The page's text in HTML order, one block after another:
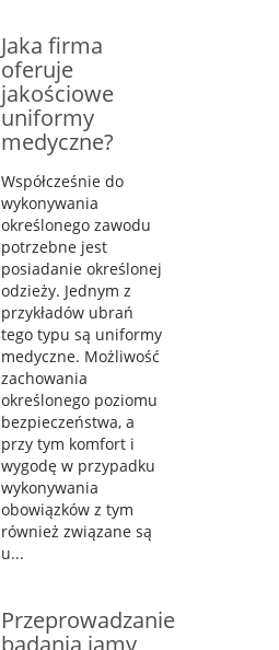
Jaka firma
oferuje
jakościowe
uniformy
medyczne?
Współcześnie do
wykonywania
określonego zawodu
potrzebne jest
posiadanie określonej
odzieży. Jednym z
przykładów ubrań
tego typu są uniformy
medyczne. Możliwość
zachowania
określonego poziomu
bezpieczeństwa, a
przy tym komfort i
wygodę w przypadku
wykonywania
obowiązków z tym
również związane są
u...
Przeprowadzanie